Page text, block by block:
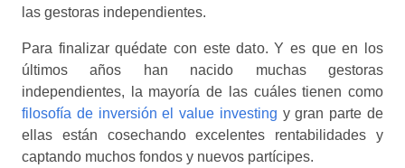
las gestoras independientes.
Para finalizar quédate con este dato. Y es que en los
últimos años han nacido muchas gestoras
independientes, la mayoría de las cuáles tienen como
filosofía de inversión el value investing y gran parte de
ellas están cosechando excelentes rentabilidades y
captando muchos fondos y nuevos partícipes.